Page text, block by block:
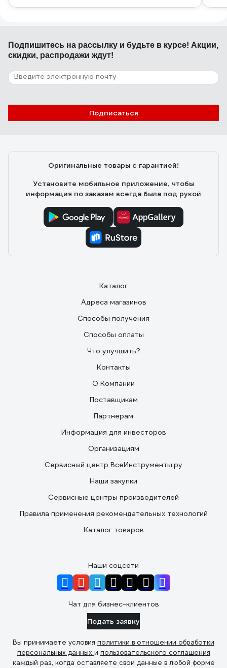
Подпишитесь на рассылку и будьте в курсе! Акции,
скидки, распродажи ждут!
Подписаться
Оригинальные товары с гарантией!
Установите мобильное приложение, чтобы
информация по заказам всегда была под рукой
Каталог
Адреса магазинов
Способы получения
Способы оплаты
Что улучшить?
Контакты
О Компании
Поставщикам
Партнерам
Информация для инвесторов
Организациям
Сервисный центр ВсеИнструменты.ру
Наши закупки
Сервисные центры производителей
Правила применения рекомендательных технологий
Каталог товаров
Наши соцсети
Чат для бизнес-клиентов
Подать заявку
Вы принимаете условия политики в отношении обработки
персональных данных и пользовательского соглашения
каждый раз, когда оставляете свои данные в любой форме